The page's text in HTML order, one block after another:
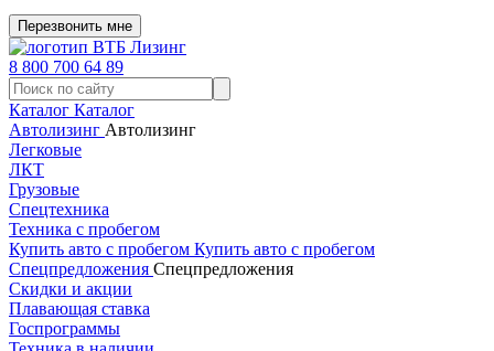
Перезвонить мне
8 800 700 64 89
Каталог Каталог
Автолизинг Автолизинг
Легковые
ЛКТ
Грузовые
Спецтехника
Техника с пробегом
Купить авто с пробегом Купить авто с пробегом
Спецпредложения Спецпредложения
Скидки и акции
Плавающая ставка
Госпрограммы